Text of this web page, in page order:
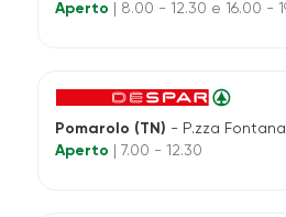
Aperto
| 8.00 - 12.30 e 16.00 -
Pomarolo (TN) - P.zza
Aperto
| 7.00 - 12.30